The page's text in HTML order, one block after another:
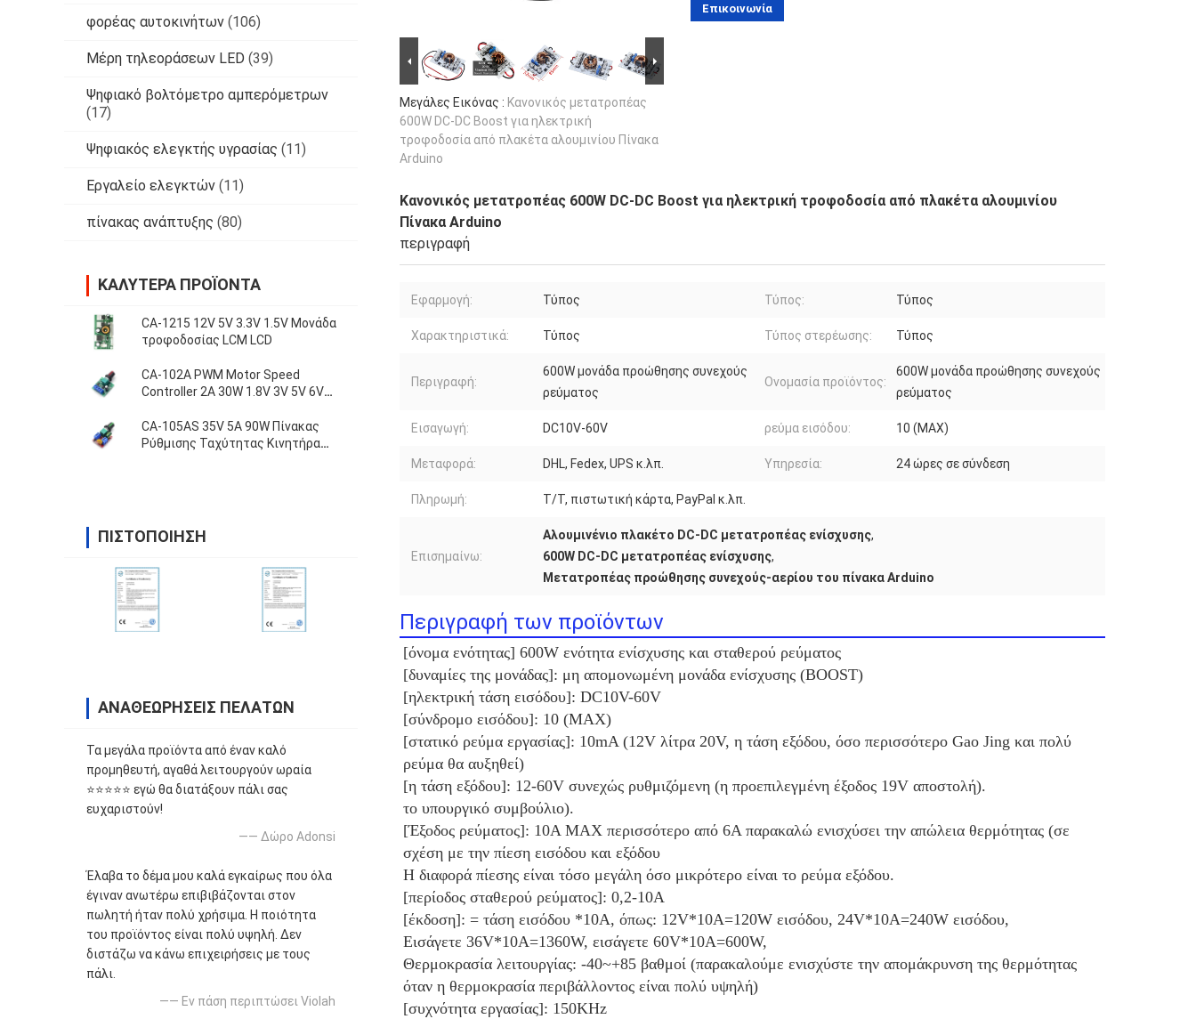
φορέας αυτοκινήτων (106)
Μέρη τηλεοράσεων LED (39)
Ψηφιακό βολτόμετρο αμπερόμετρων
(17)
Ψηφιακός ελεγκτής υγρασίας (11)
Εργαλείο ελεγκτών (11)
πίνακας ανάπτυξης (80)
ΚΑΛΎΤΕΡΑ ΠΡΟΪΌΝΤΑ
CA-1215 12V 5V 3.3V 1.5V Μονάδα
τροφοδοσίας LCM LCD
CA-102A PWM Motor Speed
Controller 2A 30W 1.8V 3V 5V 6V
CA-105AS 35V 5A 90W Πίνακας
Ρύθμισης Ταχύτητας Κινητήρα
ΠΙΣΤΟΠΟΊΗΣΗ
ΑΝΑΘΕΩΡΉΣΕΙΣ ΠΕΛΑΤΏΝ
Τα μεγάλα προϊόντα από έναν καλό
προμηθευτή, αγαθά λειτουργούν ωραία
⭐⭐⭐⭐⭐ εγώ θα διατάξουν πάλι σας
ευχαριστούν!
—— Δώρο Adonsi
Έλαβα το δέμα μου καλά εγκαίρως που όλα
έγιναν ανωτέρω επιβιβάζονται στον
πωλητή ήταν πολύ χρήσιμα. Η ποιότητα
του προϊόντος είναι πολύ υψηλή. Δεν
διστάζω να κάνω επιχειρήσεις με τους
πάλι.
—— Εν πάση περιπτώσει Violah
Μεγάλες Εικόνας : Κανονικός μετατροπέας
600W DC-DC Boost για ηλεκτρική
τροφοδοσία από πλακέτα αλουμινίου Πίνακα
Arduino
Επικοινωνία
Κανονικός μετατροπέας 600W DC-DC Boost για ηλεκτρική τροφοδοσία από πλακέτα αλουμινίου
Πίνακα Arduino
περιγραφή
Εφαρμογή: Τύπος Τύπος: Τύπος
Χαρακτηριστικά: Τύπος Τύπος στερέωσης: Τύπος
Περιγραφή:
600W μονάδα προώθησης συνεχούς
ρεύματος
Ονομασία προϊόντος:
600W μονάδα προώθησης συνεχούς
ρεύματος
Εισαγωγή: DC10V-60V ρεύμα εισόδου: 10 (MAX)
Μεταφορά: DHL, Fedex, UPS κ.λπ. Υπηρεσία: 24 ώρες σε σύνδεση
Πληρωμή: T/T, πιστωτική κάρτα, PayPal κ.λπ.
Επισημαίνω:
Αλουμινένιο πλακέτο DC-DC μετατροπέας ενίσχυσης,
600W DC-DC μετατροπέας ενίσχυσης,
Μετατροπέας προώθησης συνεχούς-αερίου του πίνακα Arduino
Περιγραφή των προϊόντων
[όνομα ενότητας] 600W ενότητα ενίσχυσης και σταθερού ρεύματος
[δυναμίες της μονάδας]: μη απομονωμένη μονάδα ενίσχυσης (BOOST)
[ηλεκτρική τάση εισόδου]: DC10V-60V
[σύνδρομο εισόδου]: 10 (MAX)
[στατικό ρεύμα εργασίας]: 10mA (12V λίτρα 20V, η τάση εξόδου, όσο περισσότερο Gao Jing και πολύ
ρεύμα θα αυξηθεί)
[η τάση εξόδου]: 12-60V συνεχώς ρυθμιζόμενη (η προεπιλεγμένη έξοδος 19V αποστολή).
το υπουργικό συμβούλιο).
[Έξοδος ρεύματος]: 10A MAX περισσότερο από 6A παρακαλώ ενισχύσει την απώλεια θερμότητας (σε
σχέση με την πίεση εισόδου και εξόδου
Η διαφορά πίεσης είναι τόσο μεγάλη όσο μικρότερο είναι το ρεύμα εξόδου.
[περίοδος σταθερού ρεύματος]: 0,2-10A
[έκδοση]: = τάση εισόδου *10A, όπως: 12V*10A=120W εισόδου, 24V*10A=240W εισόδου,
Εισάγετε 36V*10A=1360W, εισάγετε 60V*10A=600W,
Θερμοκρασία λειτουργίας: -40~+85 βαθμοί (παρακαλούμε ενισχύστε την απομάκρυνση της θερμότητας
όταν η θερμοκρασία περιβάλλοντος είναι πολύ υψηλή)
[συχνότητα εργασίας]: 150KHz